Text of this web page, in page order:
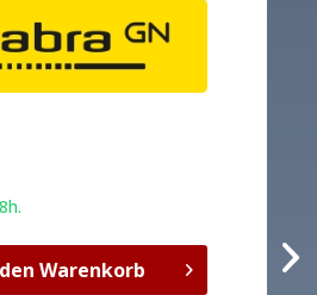
Warenkorb